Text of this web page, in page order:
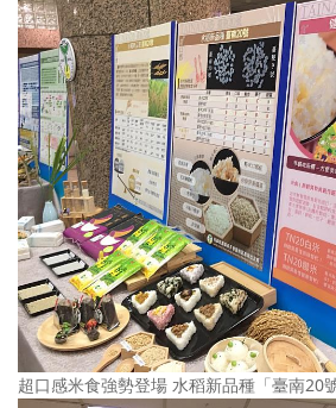
超口感米食強勢登場 水稻新品種「臺南20